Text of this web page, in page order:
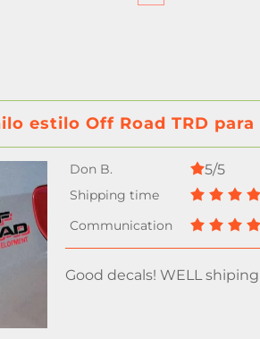
estilo Off Road TRD
5/5
Good decals! WELL